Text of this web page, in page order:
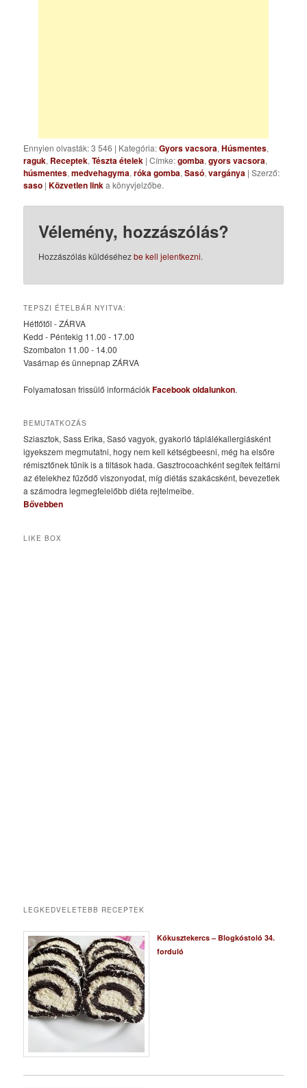
Ennyien olvasták: 3 546 | Kategória:Gyors vacsora,Húsmentes,
raguk, Receptek,Tészta ételek | Címke:gomba,gyors vacsora,
húsmentes,medvehagyma,róka gomba,Sasó,vargánya | Szerző:
saso |Közvetlen linka könyvjelzőbe.
Vélemény, hozzászólás?
Hozzászólás küldéséhezbe kell jelentkezni.
TEPSZI ÉTELBÁR NYITVA:
Hétfőtől - ZÁRVA
Kedd - Péntekig 11.00 - 17.00
Szombaton 11.00 - 14.00
Vasárnap és ünnepnap ZÁRVA
Folyamatosan frissülő információkFacebook oldalunkon.
BEMUTATKOZÁS
Sziasztok, Sass Erika, Sasó vagyok, gyakorló táplálékallergiásként
igyekszem megmutatni, hogy nem kell kétségbeesni, még ha elsőre
rémisztőnek tűnik is a tiltások hada. Gasztrocoachként segítek feltárni
az ételekhez fűződő viszonyodat, míg diétás szakácsként, bevezetlek
a számodra legmegfelelőbb diéta rejtelmeibe.
Bővebben
LIKE BOX
LEGKEDVELETEBB RECEPTEK
Kókusztekercs – Blogkóstoló 34.
forduló